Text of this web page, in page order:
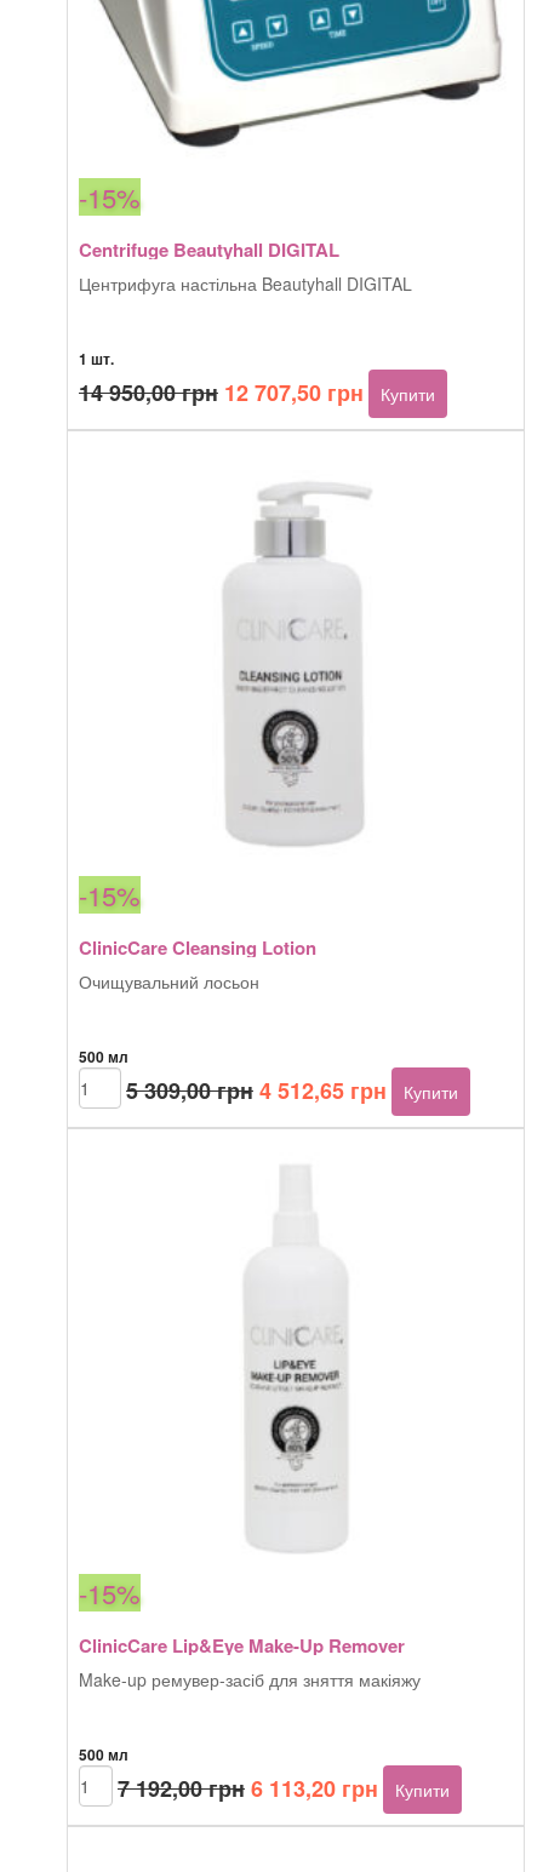
-15%
Centrifuge Beautyhall DIGITAL
Центрифуга настільна Beautyhall DIGITAL
1 шт.
14 950,00грн Оригінальна
12 707,50 грнПоточна
ціна:
Купити
-15%
ClinicCare Cleansing Lotion
Очищувальний лосьон
500 мл
5 309,00грн Оригінальна
309,00 грн.
4 512,65 грнПоточна
ціна:
ClinicCare
Cleansing
Lotion
Купити
-15%
ClinicCare Lip&Eye Make-Up Remover
Make-up ремувер-засіб для зняття макіяжу
500 мл
7 192,00грнОригінальна
6 113,20 грнПоточна
ціна:
ClinicCare
Lip&Eye
Make-
Купити